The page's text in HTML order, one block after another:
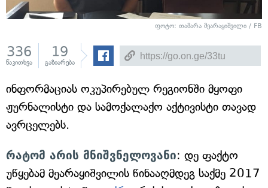
ფოტო: თამარა მეარაყიშვილი / FB
336
წაკითხვა
19
გაზიარება
ინფორმაციას ოკუპირებულ რეგიონში მყოფი
ჟურნალისტი და სამოქალაქო აქტივისტი თავად
ავრცელებს.
რატომ არის მნიშვნელოვანი: დე ფაქტო
უწყებამ მეარაყიშვილის წინააღმდეგ საქმე 2017